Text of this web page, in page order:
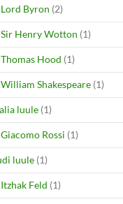
Lord Byron (2)
Sir Henry Wotton (1)
Thomas Hood (1)
William Shakespeare (1)
luule (1)
Giacomo Rossi (1)
luule (1)
Itzhak Feld (1)